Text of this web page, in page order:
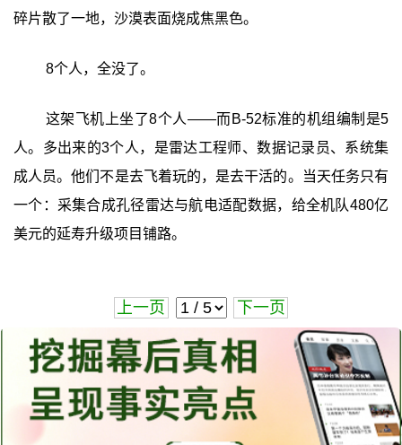
碎片散了一地，沙漠表面烧成焦黑色。
8个人，全没了。
这架飞机上坐了8个人——而B-52标准的机组编制是5
人。多出来的3个人，是雷达工程师、数据记录员、系统集
成人员。他们不是去飞着玩的，是去干活的。当天任务只有
一个：采集合成孔径雷达与航电适配数据，给全机队480亿
美元的延寿升级项目铺路。
上一页 下一页